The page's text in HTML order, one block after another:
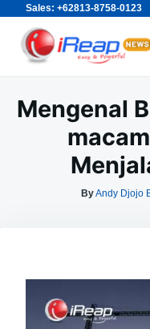
Sales: +62813-8758-0123
Skip
content
Search
for:
Mengenal
ByAndy Djojo